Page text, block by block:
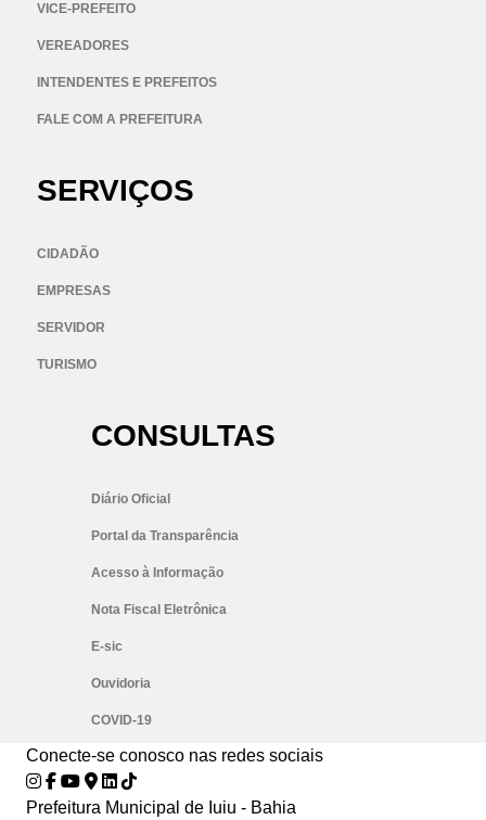
VICE-PREFEITO
VEREADORES
INTENDENTES E PREFEITOS
FALE COM A PREFEITURA
SERVIÇOS
CIDADÃO
EMPRESAS
SERVIDOR
TURISMO
CONSULTAS
Diário Oficial
Portal da Transparência
Acesso à Informação
Nota Fiscal Eletrônica
E-sic
Ouvidoria
COVID-19
Conecte-se conosco nas redes sociais
Prefeitura Municipal de Iuiu - Bahia